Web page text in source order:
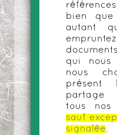
bien
autant
qui nous
nous
présent
partage
tous nos
sauf
signalée ,